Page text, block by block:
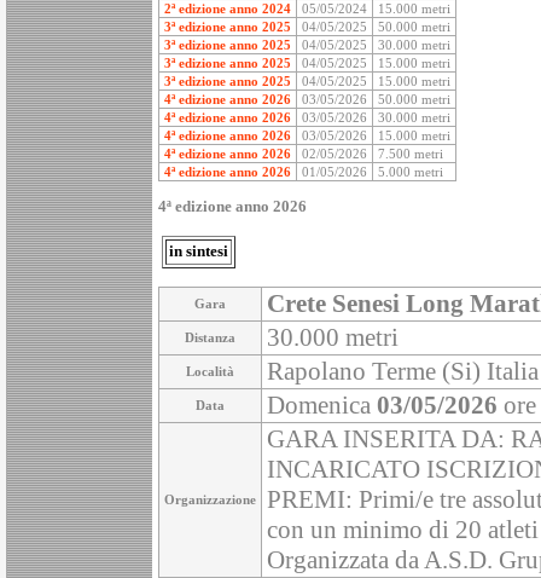
2ª edizione anno 2024
05/05/2024
15.000 metri
3ª edizione anno 2025
04/05/2025
50.000 metri
3ª edizione anno 2025
04/05/2025
30.000 metri
3ª edizione anno 2025
04/05/2025
15.000 metri
3ª edizione anno 2025
04/05/2025
15.000 metri
4ª edizione anno 2026
03/05/2026
50.000 metri
4ª edizione anno 2026
03/05/2026
30.000 metri
4ª edizione anno 2026
03/05/2026
15.000 metri
4ª edizione anno 2026
02/05/2026
7.500 metri
4ª edizione anno 2026
01/05/2026 5.000 metri
4ª edizione anno 2026
in sintesi
Gara Crete Senesi Long
Distanza 30.000 metri
Località Rapolano Terme (Si) Italia
Data Domenica 03/05/2026
Organizzazione
GARA INSERITA DA:
INCARICATO
PREMI: Primi/e tre
con un minimo di 20
Organizzata da A.S.D.